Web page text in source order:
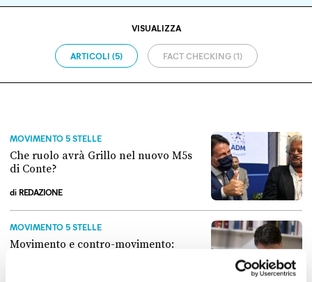
VISUALIZZA
ARTICOLI (5) FACT CHECKING (1)
MOVIMENTO 5 STELLE
Che ruolo avrà Grillo nel nuovo M5s
di Conte?
di REDAZIONE
MOVIMENTO 5 STELLE
Movimento e contro-movimento: